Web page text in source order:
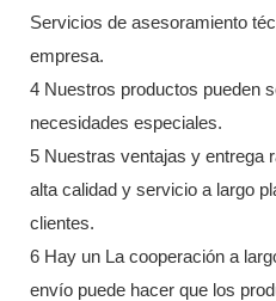
Servicios de asesoramiento
empresa.
4 Nuestros productos pueden
necesidades especiales.
5 Nuestras ventajas y entrega
alta calidad y servicio a largo
clientes.
6 Hay un La cooperación a
envío puede hacer que los